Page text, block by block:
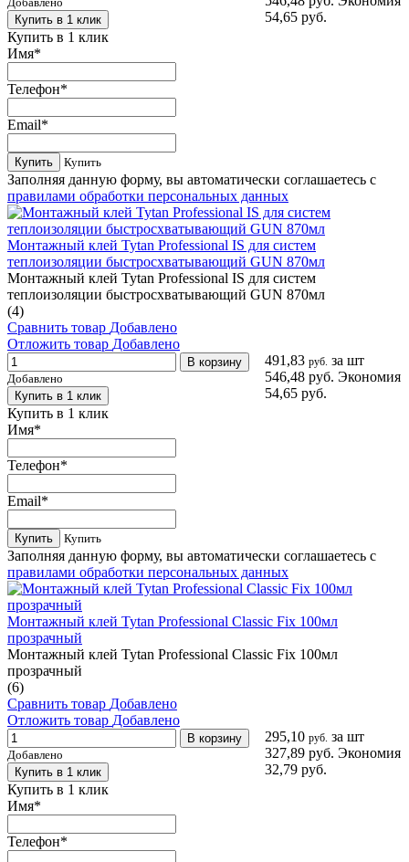
54,65 руб.
Купить в 1 клик
Купить в 1 клик
Имя*
Телефон*
Email*
Купить Купить
Заполняя данную форму, вы автоматически соглашаетесь с
правилами обработки персональных данных
Монтажный клей Tytan Professional IS для систем
теплоизоляции быстросхватывающий GUN 870мл
Монтажный клей Tytan Professional IS для систем
теплоизоляции быстросхватывающий GUN 870мл
(4)
Сравнить товар Добавлено
Отложить товар Добавлено
491,83 руб. за шт
546,48 руб. Экономия
54,65 руб.
В корзину
Добавлено
Купить в 1 клик
Купить в 1 клик
Имя*
Телефон*
Email*
Купить Купить
Заполняя данную форму, вы автоматически соглашаетесь с
правилами обработки персональных данных
Монтажный клей Tytan Professional Classic Fix 100мл
прозрачный
Монтажный клей Tytan Professional Classic Fix 100мл
прозрачный
(6)
Сравнить товар Добавлено
Отложить товар Добавлено
295,10 руб. за шт
327,89 руб. Экономия
32,79 руб.
В корзину
Добавлено
Купить в 1 клик
Купить в 1 клик
Имя*
Телефон*